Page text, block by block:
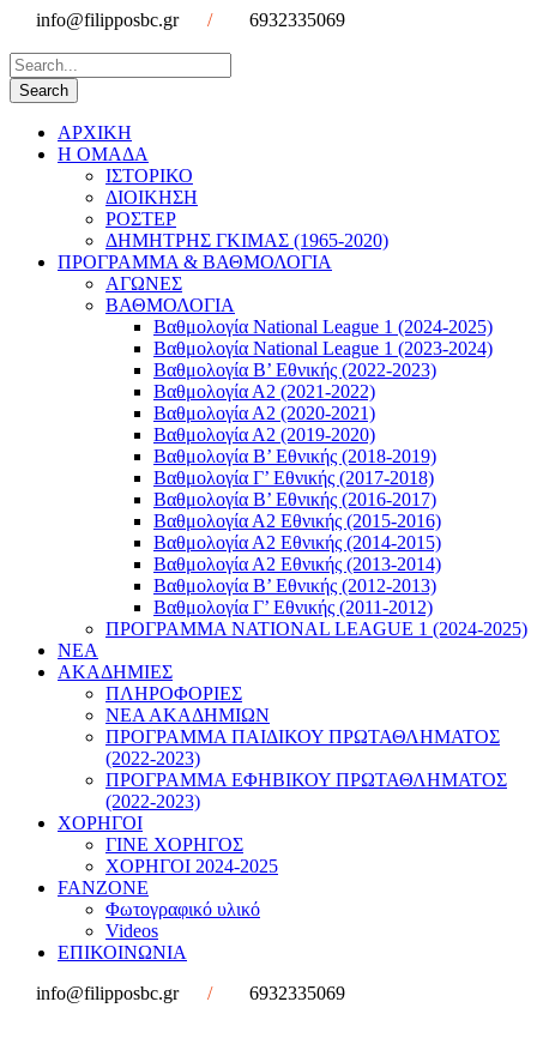
info@filipposbc.gr / 6932335069
ΑΡΧΙΚΗ
Η ΟΜΑΔΑ
ΙΣΤΟΡΙΚΟ
ΔΙΟΙΚΗΣΗ
ΡΟΣΤΕΡ
ΔΗΜΗΤΡΗΣ ΓΚΙΜΑΣ (1965-2020)
ΠΡΟΓΡΑΜΜΑ & ΒΑΘΜΟΛΟΓΙΑ
ΑΓΩΝΕΣ
ΒΑΘΜΟΛΟΓΙΑ
Βαθμολογία National League 1 (2024-2025)
Βαθμολογία National League 1 (2023-2024)
Βαθμολογία Β’ Εθνικής (2022-2023)
Βαθμολογία Α2 (2021-2022)
Βαθμολογία Α2 (2020-2021)
Βαθμολογία Α2 (2019-2020)
Βαθμολογία B’ Εθνικής (2018-2019)
Βαθμολογία Γ’ Εθνικής (2017-2018)
Βαθμολογία Β’ Εθνικής (2016-2017)
Βαθμολογία Α2 Εθνικής (2015-2016)
Βαθμολογία Α2 Εθνικής (2014-2015)
Βαθμολογία Α2 Εθνικής (2013-2014)
Βαθμολογία Β’ Εθνικής (2012-2013)
Βαθμολογία Γ’ Εθνικής (2011-2012)
ΠΡΟΓΡΑΜΜΑ NATIONAL LEAGUE 1 (2024-2025)
ΝΕΑ
ΑΚΑΔΗΜΙΕΣ
ΠΛΗΡΟΦΟΡΙΕΣ
ΝΕΑ ΑΚΑΔΗΜΙΩΝ
ΠΡΟΓΡΑΜΜΑ ΠΑΙΔΙΚΟΥ ΠΡΩΤΑΘΛΗΜΑΤΟΣ
(2022-2023)
ΠΡΟΓΡΑΜΜΑ ΕΦΗΒΙΚΟΥ ΠΡΩΤΑΘΛΗΜΑΤΟΣ
(2022-2023)
ΧΟΡΗΓΟΙ
ΓΙΝΕ ΧΟΡΗΓΟΣ
ΧΟΡΗΓΟΙ 2024-2025
FANZONE
Φωτογραφικό υλικό
Videos
ΕΠΙΚΟΙΝΩΝΙΑ
info@filipposbc.gr
/ 6932335069